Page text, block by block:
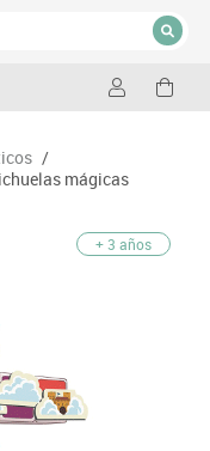
CERRAR
/
mágicas
+ 3 años